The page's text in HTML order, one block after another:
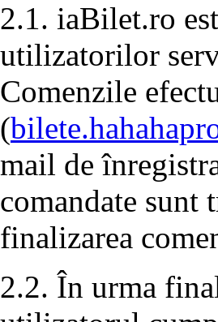
2.1. iaBilet.ro
utilizatorilor
Comenzile
(
mail de
comandate
finalizarea
2.2. În urma